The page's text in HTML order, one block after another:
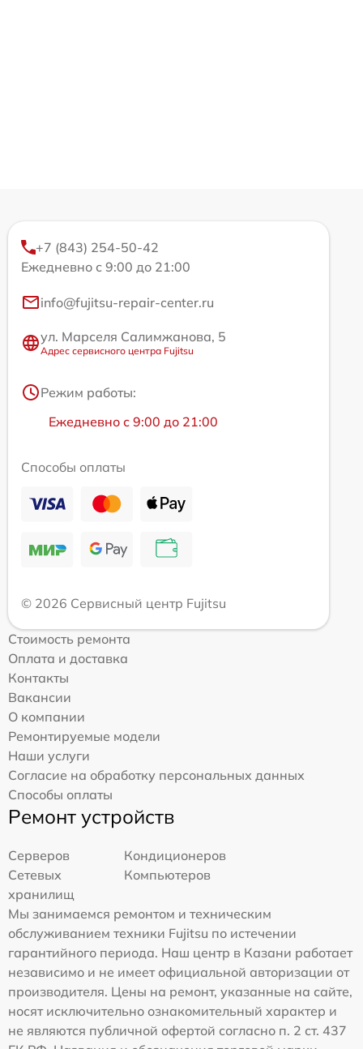
+7 (843) 254-50-42
Ежедневно с 9:00 до 21:00
info@fujitsu-repair-center.ru
ул. Марселя Салимжанова, 5
Адрес сервисного центра Fujitsu
Режим работы:
Ежедневно с 9:00 до 21:00
Способы оплаты
© 2026 Сервисный центр Fujitsu
Стоимость ремонта
Оплата и доставка
Контакты
Вакансии
О компании
Ремонтируемые модели
Наши услуги
Согласие на обработку персональных данных
Способы оплаты
Ремонт устройств
Серверов
Кондиционеров
Сетевых
хранилищ
Компьютеров
Мы занимаемся ремонтом и техническим
обслуживанием техники Fujitsu по истечении
гарантийного периода. Наш центр в Казани работает
независимо и не имеет официальной авторизации от
производителя. Цены на ремонт, указанные на сайте,
носят исключительно ознакомительный характер и
не являются публичной офертой согласно п. 2 ст. 437